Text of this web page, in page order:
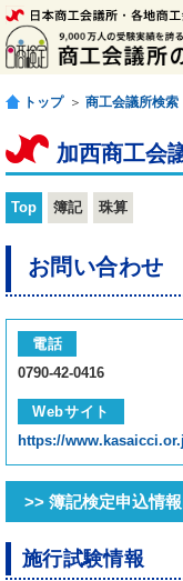
トップ ＞ 商工会議所検索
加西商工会
Top 簿記 珠算
お問い合わせ
電話
0790-42-0416
Webサイト
https://
>> 簿記検定申込情
施行試験情報